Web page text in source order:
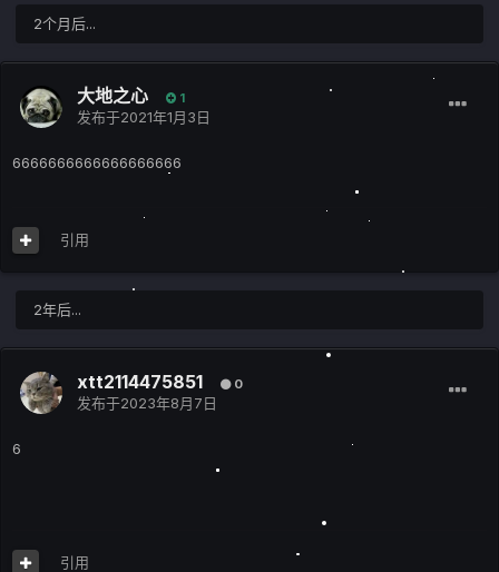
2个月后...
大地之心 1
发布于2021年1月3日
6666666666666666666
引用
2年后...
xtt2114475851 0
发布于2023年8月7日
6
引用